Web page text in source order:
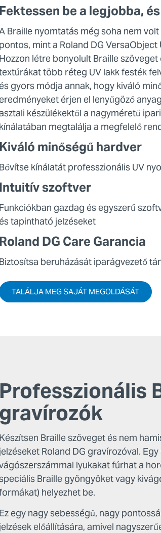
Fektessen be a legjobba,
Braille nyomtatás még soha nem
pontos, mint a Roland DG
Hozzon létre bonyolult Braille
több réteg UV lakk festék
és gyors módja annak, hogy kiváló
eredményeket érjen el lenyűgöző
készülékektől a nagyméretű
kínálatában megtalálja a megfelelő
Kiváló minőségű hardver
Bővítse kínálatát professzionális UV
Intuitív szoftver
Funkciókban gazdag és egyszerű
és tapintható jelzéseket
Roland DG Care Garancia
Biztosítsa beruházását iparágvezető
TALÁLJA MEG SAJÁT MEGOLDÁSÁT
Professzionális
gravírozók
Készítsen Braille szöveget és nem
jelzéseket Roland DG gravírozóval.
lyukakat fúrhat a
Braille gyöngyöket vagy
helyezhet be.
Ez egy nagy sebességű, nagy
jelzések előállítására, amivel